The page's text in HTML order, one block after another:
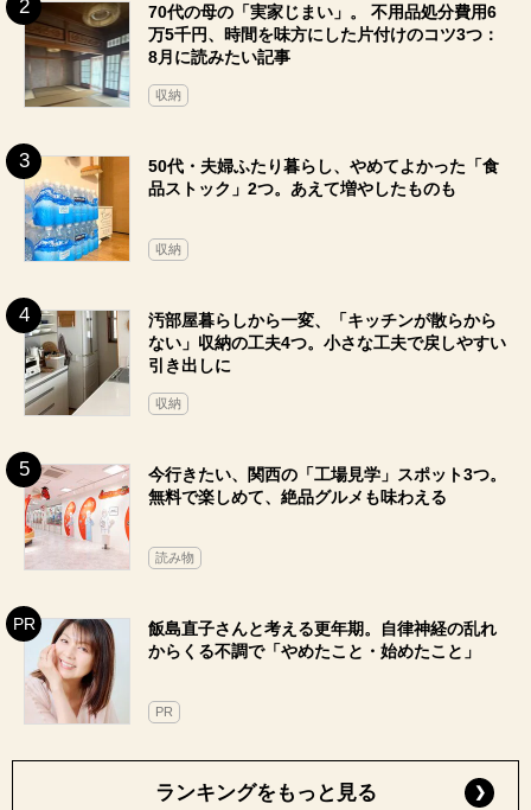
70代の母の「実家じまい」。 不用品処分費用6
万5千円、時間を味方にした片付けのコツ3つ：
8月に読みたい記事
収納
50代・夫婦ふたり暮らし、やめてよかった「食
品ストック」2つ。あえて増やしたものも
収納
汚部屋暮らしから一変、「キッチンが散らから
ない」収納の工夫4つ。小さな工夫で戻しやすい
引き出しに
収納
今行きたい、関西の「工場見学」スポット3つ。
無料で楽しめて、絶品グルメも味わえる
読み物
飯島直子さんと考える更年期。自律神経の乱れ
からくる不調で「やめたこと・始めたこと」
PR
ランキングをもっと見る